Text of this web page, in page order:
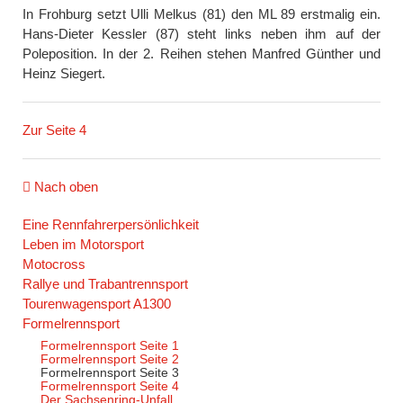
In Frohburg setzt Ulli Melkus (81) den ML 89 erstmalig ein.
Hans-Dieter Kessler (87) steht links neben ihm auf der
Poleposition. In der 2. Reihen stehen Manfred Günther und
Heinz Siegert.
Zur Seite 4
Nach oben
Navigation
überspringen
Eine Rennfahrerpersönlichkeit
Leben im Motorsport
Motocross
Rallye und Trabantrennsport
Tourenwagensport A1300
Formelrennsport
Formelrennsport Seite 1
Formelrennsport Seite 2
Formelrennsport Seite 3
Formelrennsport Seite 4
Der Sachsenring-Unfall